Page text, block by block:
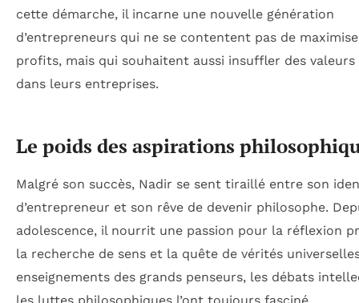
cette démarche, il incarne une nouvelle génération
d’entrepreneurs qui ne se contentent pas de
profits, mais qui souhaitent aussi insuffler des valeurs
dans leurs entreprises.
Le poids des aspirations
Malgré son succès, Nadir se sent tiraillé entre son
d’entrepreneur et son rêve de devenir philosophe.
adolescence, il nourrit une passion pour la réflexion
la recherche de sens et la quête de vérités
enseignements des grands penseurs, les débats